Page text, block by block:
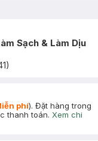
Sạch & Làm Dịu
)
phí). Đặt hàng trong
thanh toán. Xem chi